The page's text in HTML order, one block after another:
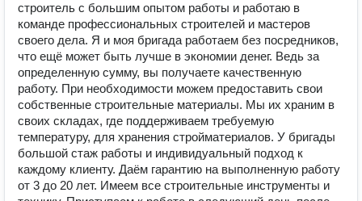
строитель с большим опытом работы и работаю в
команде профессиональных строителей и мастеров
своего дела. Я и моя бригада работаем без посредников,
что ещё может быть лучше в экономии денег. Ведь за
определенную сумму, вы получаете качественную
работу. При необходимости можем предоставить свои
собственные строительные материалы. Мы их храним в
своих складах, где поддерживаем требуемую
температуру, для хранения стройматериалов. У бригады
большой стаж работы и индивидуальный подход к
каждому клиенту. Даём гарантию на выполненную работу
от 3 до 20 лет. Имеем все строительные инструменты и